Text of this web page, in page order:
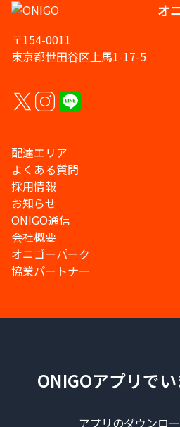
オ
〒154-0011
東京都世田谷区上馬1-17-5
配達エリア
よくある質問
採用情報
お知らせ
ONIGO通信
会社概要
オニゴーパーク
協業パートナー
ONIGOアプリで
アプリのダウンロ